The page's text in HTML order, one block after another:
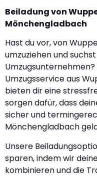
Beiladung von
Mönchengladbach
Hast du vor, von
umzuziehen und
Umzugsservice aus
bieten dir eine
sorgen dafür, dass
sicher und
Mönchengladbach
Unsere
sparen, indem wir
kombinieren und die